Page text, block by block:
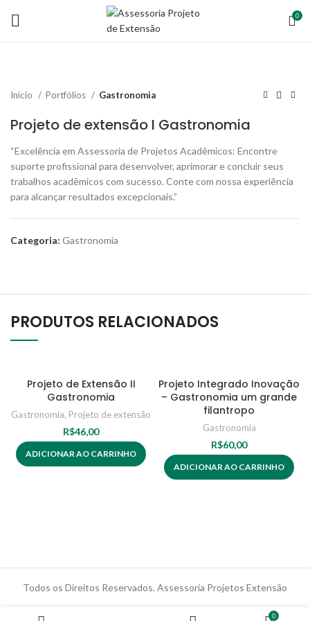
0
Início Portfólios Gastronomia
Projeto de extensão I Gastronomia
“Excelência em Assessoria de Projetos Acadêmicos: Encontre
suporte profissional para desenvolver, aprimorar e concluir seus
trabalhos acadêmicos com sucesso. Conte com nossa experiência
para alcançar resultados excepcionais.”
Categoria: Gastronomia
PRODUTOS RELACIONADOS
Projeto de Extensão II
Gastronomia
Gastronomia, Projeto de extensão
R$46,00
ADICIONAR AO CARRINHO
Projeto Integrado Inovação
– Gastronomia um grande
filantropo
Gastronomia
R$60,00
ADICIONAR AO CARRINHO
Todos os Direitos Reservados. Assessoria Projetos Extensão
0